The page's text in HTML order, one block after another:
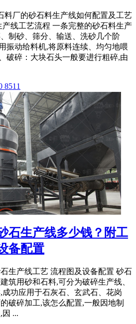
料厂的砂石料生产线如何配置及工艺
线工艺流程 一条完整的砂石料生产
制砂、筛分、输送、洗砂几个阶
振动给料机,将原料连续、均匀地喂
破碎：大块石头一般要进行粗碎,由
8511
石生产线多少钱？附工
备配置
生产线工艺 流程图及设备配置 砂石
筑用砂和石料,可分为破碎生产线、
功应用于石灰石、玄武石、花岗
破碎加工,该怎么配置,一般因地制
...